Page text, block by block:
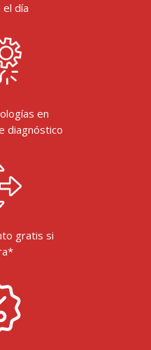
día
en
diagnóstico
gratis si